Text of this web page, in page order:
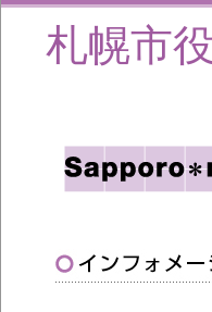
札幌市